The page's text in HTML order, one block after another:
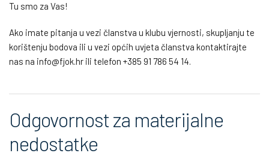
Tu smo za Vas!
Ako imate pitanja u vezi članstva u klubu vjernosti, skupljanju te
korištenju bodova ili u vezi općih uvjeta članstva kontaktirajte
nas na info@fjok.hr ili telefon +385 91 786 54 14.
Odgovornost za materijalne
nedostatke